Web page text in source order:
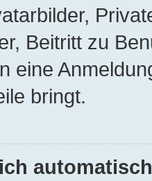
Beitritt zu
eine
bringt.